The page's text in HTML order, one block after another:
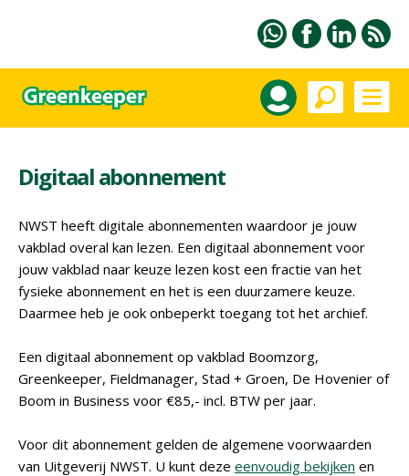
Digitaal abonnement
NWST heeft digitale abonnementen waardoor je jouw
vakblad overal kan lezen. Een digitaal abonnement voor
jouw vakblad naar keuze lezen kost een fractie van het
fysieke abonnement en het is een duurzamere keuze.
Daarmee heb je ook onbeperkt toegang tot het archief.
Een digitaal abonnement op vakblad Boomzorg,
Greenkeeper, Fieldmanager, Stad + Groen, De Hovenier of
Boom in Business voor €85,- incl. BTW per jaar.
Voor dit abonnement gelden de algemene voorwaarden
van Uitgeverij NWST. U kunt deze eenvoudig bekijken en